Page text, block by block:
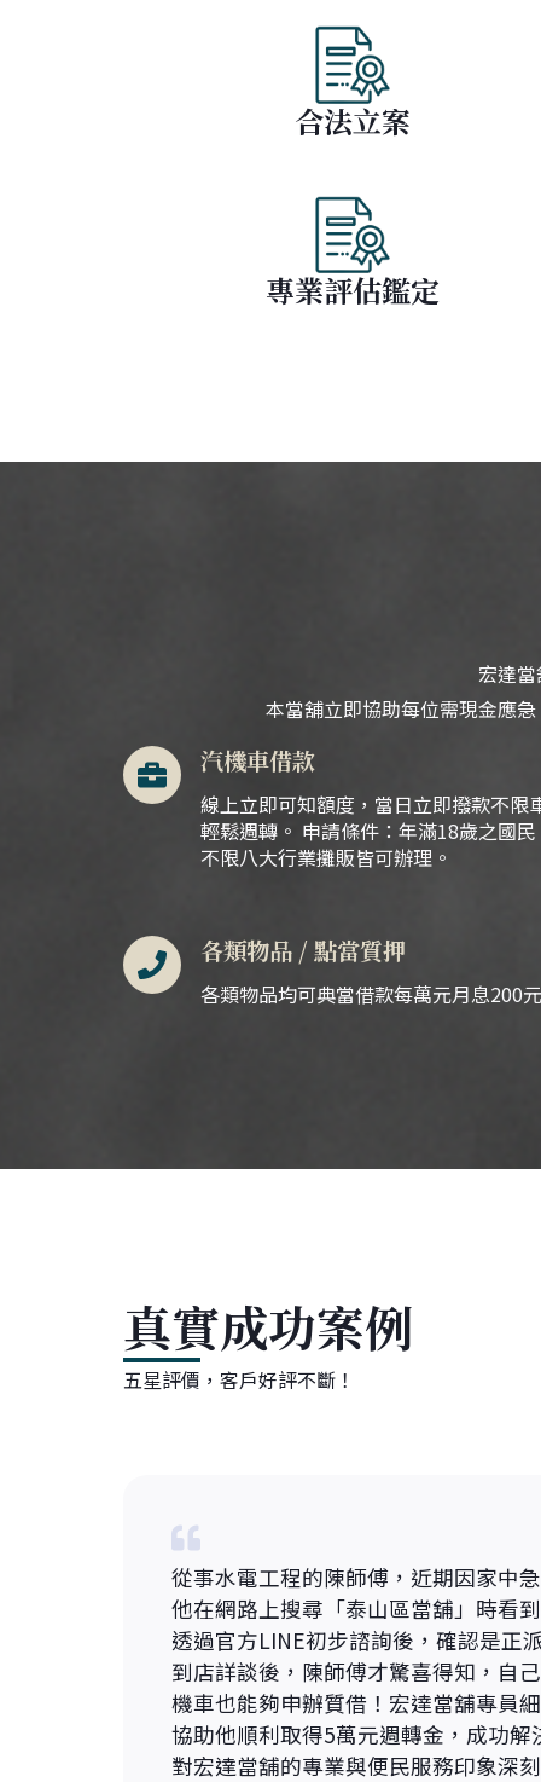
合法立案
專業評估鑑定
宏達
本當舖立即協助每位需現金應急
汽機車借款
線上立即可知額度，當日立即撥款不限
輕鬆週轉。 申請條件：年滿18歲之國
不限八大行業攤販皆可辦理。
各類物品 / 點當質押
各類物品均可典當借款每萬元月息200元
真實成功案例
五星評價，客戶好評不斷！
從事水電工程的陳師傅，近期因家中
他在網路上搜尋「泰山區當舖」時看
透過官方LINE初步諮詢後，確認是正
到店詳談後，陳師傅才驚喜得知，自
機車也能夠申辦質借！宏達當舖專員
協助他順利取得5萬元週轉金，成功解
對宏達當舖的專業與便民服務印象深刻